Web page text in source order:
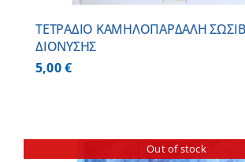
ΤΕΤΡΑΔΙΟ ΚΑΜΗΛΟΠΑΡΔΑΛΗ
ΔΙΟΝΥΣΗΣ
5,00€
Out of stock